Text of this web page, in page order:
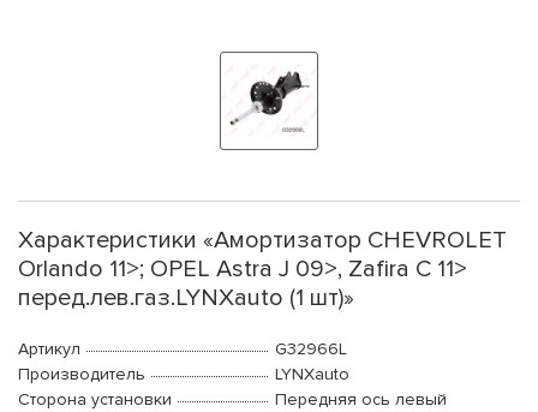
Характеристики «Амортизатор CHEVROLET
Orlando 11>; OPEL Astra J 09>, Zafira C 11>
перед.лев.газ.LYNXauto (1 шт)»
Артикул
G32966L
Производитель
LYNXauto
Сторона установки
Передняя ось левый